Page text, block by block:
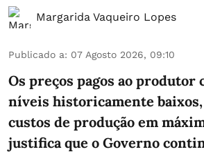
Margarida Vaqueiro Lopes
Publicado a: 07 Agosto 2026, 09:10
Os preços pagos ao produtor
níveis historicamente baixos,
custos de produção em
justifica que o Governo